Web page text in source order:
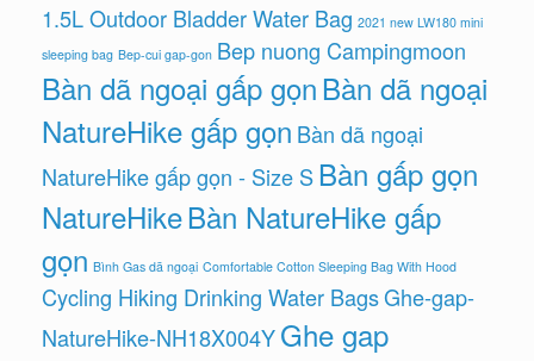
1.5L Outdoor Bladder Water Bag 2021 new LW180 mini
sleeping bag Bep-cui gap-gon Bep nuong Campingmoon
Bàn dã ngoại gấp gọnBàn dã ngoại
NatureHike gấp gọn Bàn dã ngoại
NatureHike gấp gọn - Size SBàn gấp gọn
NatureHikeBàn NatureHike gấp
gọn Bình Gas dã ngoại Comfortable Cotton Sleeping Bag With Hood
Cycling Hiking Drinking Water BagsGhe-gap-
NatureHike-NH18X004YGhe gap